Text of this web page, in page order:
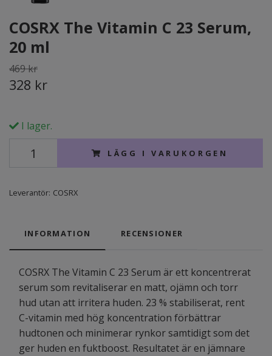
COSRX The Vitamin C 23 Serum,
20 ml
469 kr
328 kr
I lager.
LÄGG I VARUKORGEN
Leverantör: COSRX
INFORMATION RECENSIONER
COSRX The Vitamin C 23 Serum är ett koncentrerat
serum som revitaliserar en matt, ojämn och torr
hud utan att irritera huden. 23 % stabiliserat, rent
C-vitamin med hög koncentration förbättrar
hudtonen och minimerar rynkor samtidigt som det
ger huden en fuktboost. Resultatet är en jämnare